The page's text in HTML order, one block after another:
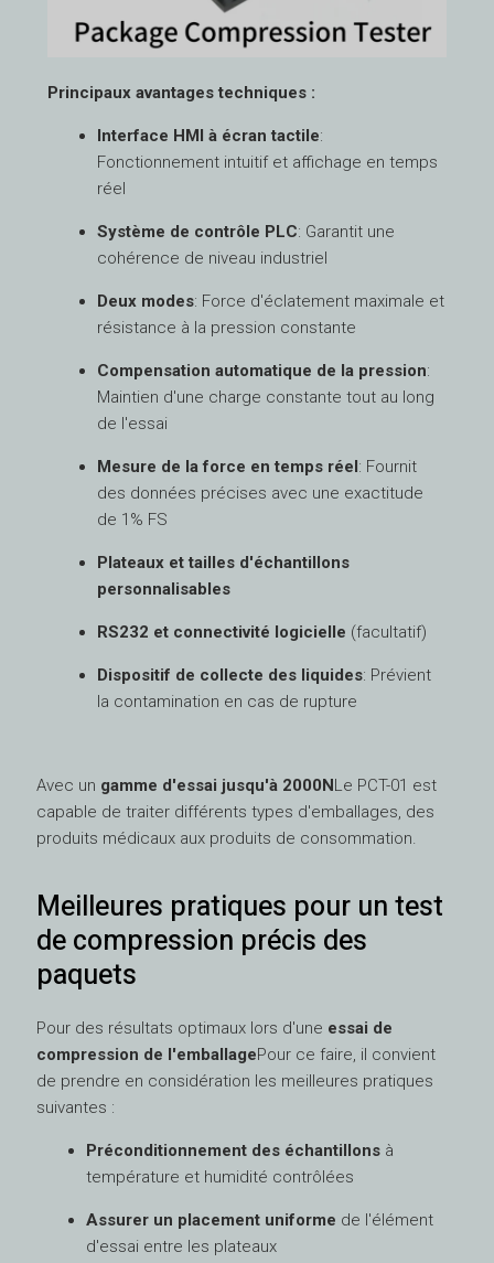
Principaux avantages techniques :
Interface HMI à écran tactile:
Fonctionnement intuitif et affichage en temps
réel
Système de contrôle PLC: Garantit une
cohérence de niveau industriel
Deux modes: Force d'éclatement maximale et
résistance à la pression constante
Compensation automatique de la pression:
Maintien d'une charge constante tout au long
de l'essai
Mesure de la force en temps réel: Fournit
des données précises avec une exactitude
de 1% FS
Plateaux et tailles d'échantillons
personnalisables
RS232 et connectivité logicielle (facultatif)
Dispositif de collecte des liquides: Prévient
la contamination en cas de rupture
Avec un gamme d'essai jusqu'à 2000NLe PCT-01 est
capable de traiter différents types d'emballages, des
produits médicaux aux produits de consommation.
Meilleures pratiques pour un test
de compression précis des
paquets
Pour des résultats optimaux lors d'une essai de
compression de l'emballagePour ce faire, il convient
de prendre en considération les meilleures pratiques
suivantes :
Préconditionnement des échantillons à
température et humidité contrôlées
Assurer un placement uniforme de l'élément
d'essai entre les plateaux